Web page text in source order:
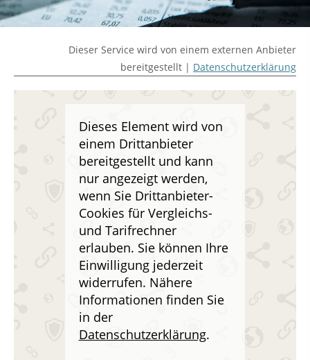
Dieser Service wird von einem externen Anbieter
bereitgestellt | Datenschutzerklärung
Dieses Element wird von
einem Drittanbieter
bereitgestellt und kann
nur angezeigt werden,
wenn Sie Drittanbieter-
Cookies für Vergleichs-
und Tarifrechner
erlauben. Sie können Ihre
Einwilligung jederzeit
widerrufen. Nähere
Informationen finden Sie
in der
Datenschutzerklärung.